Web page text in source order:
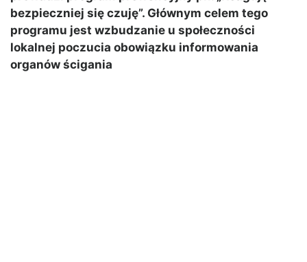
bezpieczniej się czuję”. Głównym celem tego
programu jest wzbudzanie u społeczności
lokalnej poczucia obowiązku informowania
organów ścigania